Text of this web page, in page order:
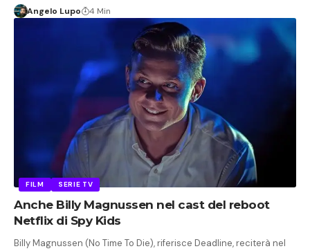
Angelo Lupo 4 Min
FILM SERIE TV
Anche Billy Magnussen nel cast del reboot
Netflix di Spy Kids
Billy Magnussen (No Time To Die), riferisce Deadline, reciterà nel